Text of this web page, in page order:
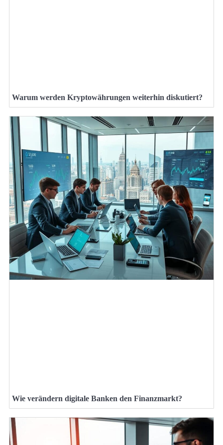
Warum werden Kryptowährungen weiterhin diskutiert?
Wie verändern digitale Banken den Finanzmarkt?